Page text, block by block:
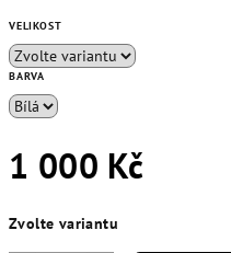
VELIKOST
BARVA
1 000 Kč
cena:
Zvolte variantu